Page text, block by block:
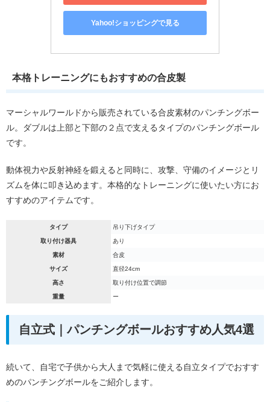
Yahoo!ショッピングで見る
本格トレーニングにもおすすめの合皮製
マーシャルワールドから販売されている合皮素材のパンチングボー
ル。ダブルは上部と下部の２点で支えるタイプのパンチングボール
です。
動体視力や反射神経を鍛えると同時に、攻撃、守備のイメージとリ
ズムを体に叩き込めます。本格的なトレーニングに使いたい方にお
すすめのアイテムです。
タイプ 吊り下げタイプ
取り付け器具 あり
素材 合皮
サイズ 直径24cm
高さ 取り付け位置で調節
重量 ー
自立式｜パンチングボールおすすめ人気4選
続いて、自宅で子供から大人まで気軽に使える自立タイプでおすす
めのパンチングボールをご紹介します。